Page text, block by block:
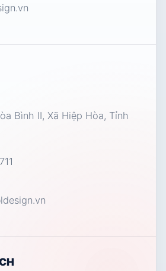
Bình II, Xã Hiệp Hòa, Tỉnh